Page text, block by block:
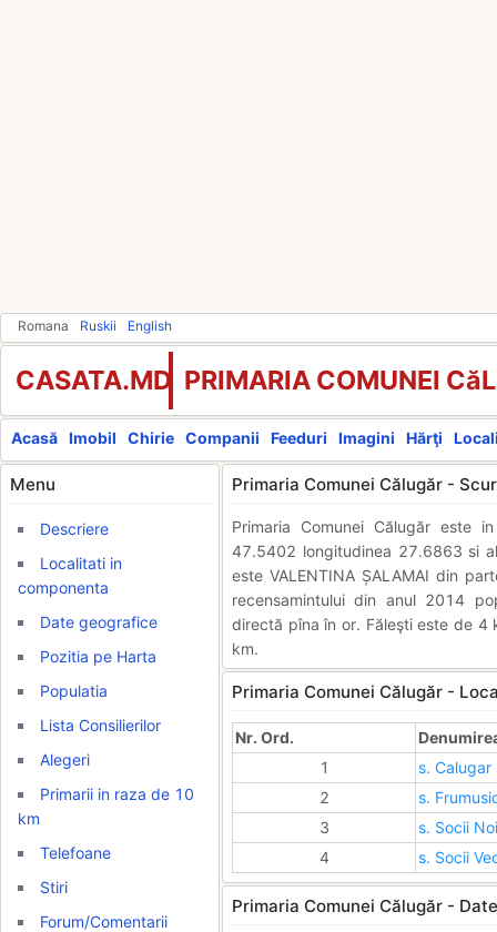
Romana Ruskii English
CASATA.MD PRIMARIA COMUNEI
Acasă Imobil Chirie Companii Feeduri Imagini Hărţi
Menu
Descriere
Localitati in
componenta
Date geografice
Pozitia pe Harta
Populatia
Lista Consilierilor
Alegeri
Primarii in raza de 10
km
Telefoane
Stiri
Forum/Comentarii
Primaria Comunei Călugăr -
Primaria Comunei Călugăr este
47.5402 longitudinea 27.6863 si
este VALENTINA ȘALAMAI din
recensamintului din anul 2014
directă pîna în or. Făleşti este de 4
km.
Primaria Comunei Călugăr -
Nr. Ord.
1
s. Calugar
2
s.
3
s. Socii Noi
4
s. Socii
Primaria Comunei Călugăr -